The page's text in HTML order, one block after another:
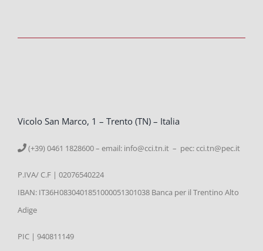
Vicolo San Marco, 1 – Trento (TN) – Italia
(+39) 0461 1828600 – email: info@cci.tn.it – pec: cci.tn@pec.it
P.IVA/ C.F | 02076540224
IBAN: IT36H0830401851000051301038 Banca per il Trentino Alto
Adige
PIC | 940811149